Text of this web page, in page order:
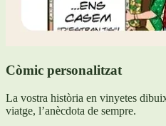
Còmic personalitzat
La vostra història en vinyetes
viatge, l’anècdota de sempre.